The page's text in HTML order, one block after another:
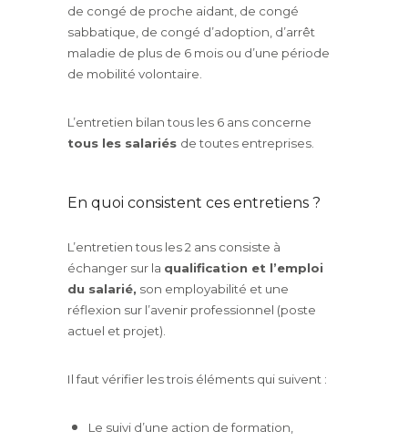
de congé de proche aidant, de congé
sabbatique, de congé d’adoption, d’arrêt
maladie de plus de 6 mois ou d’une période
de mobilité volontaire.
L’entretien bilan tous les 6 ans concerne
tous les salariés de toutes entreprises.
En quoi consistent ces entretiens ?
L’entretien tous les 2 ans consiste à
échanger sur la qualification et l’emploi
du salarié, son employabilité et une
réflexion sur l’avenir professionnel (poste
actuel et projet).
Il faut vérifier les trois éléments qui suivent :
Le suivi d’une action de formation,